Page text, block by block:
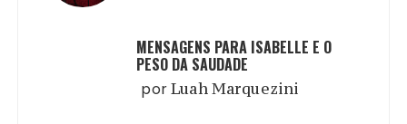
MENSAGENS PARA ISABELLE E O
PESO DA SAUDADE
porLuah Marquezini